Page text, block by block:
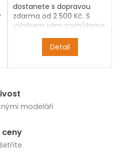
Detail
dostanete s dopravou
zdarma od 2 500 Kč. S
výběrem vám pomůžeme.
modeláři
ceny